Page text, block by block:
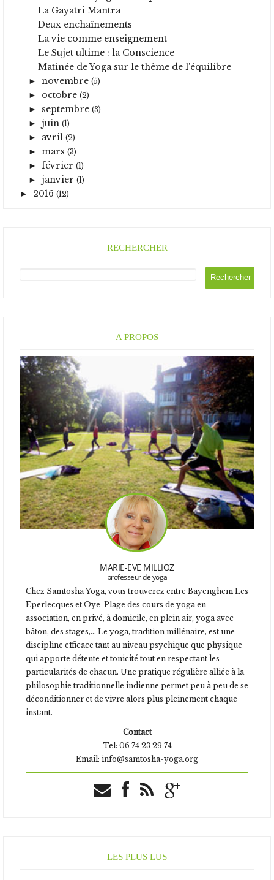
La Gayatri Mantra
Deux enchaînements
La vie comme enseignement
Le Sujet ultime : la Conscience
Matinée de Yoga sur le thème de l'équilibre
► novembre(5)
► octobre(2)
► septembre(3)
►juin(1)
► avril(2)
► mars(3)
►février(1)
►janvier(1)
► 2016 (12)
RECHERCHER
A PROPOS
MARIE-EVE MILLIOZ
professeur de yoga
Chez Samtosha Yoga, vous trouverez entre Bayenghem Les
Eperlecques et Oye-Plage des cours de yoga en
association, en privé, à domicile, en plein air, yoga avec
bâton, des stages,... Le yoga, tradition millénaire, est une
discipline efficace tant au niveau psychique que physique
qui apporte détente et tonicité tout en respectant les
particularités de chacun. Une pratique régulière alliée à la
philosophie traditionnelle indienne permet peu à peu de se
déconditionner et de vivre alors plus pleinement chaque
instant.
Contact
Tel: 06 74 23 29 74
Email: info@samtosha-yoga.org
LES PLUS LUS